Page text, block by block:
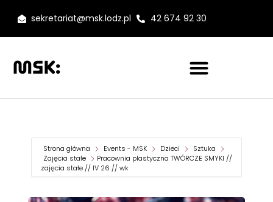
sekretariat@msk.lodz.pl 42 674 92 30
Strona główna Events - MSK Dzieci
Sztuka
Zajęcia stałe
Pracownia plastyczna TWÓRCZE SMYKI //
zajęcia stałe // IV 26 // wk